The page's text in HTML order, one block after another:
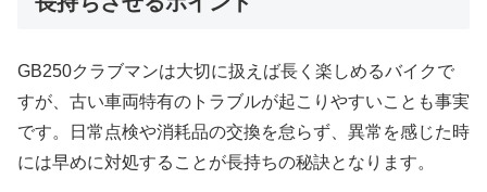
GB250クラブマンは大切に扱えば長く楽しめるバイクで
すが、古い車両特有のトラブルが起こりやすいことも事実
です。日常点検や消耗品の交換を怠らず、異常を感じた時
には早めに対処することが長持ちの秘訣となります。